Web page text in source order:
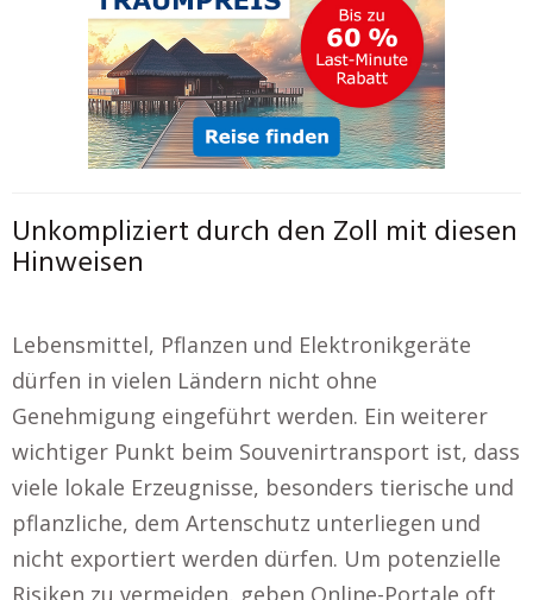
Unkompliziert durch den Zoll mit diesen
Hinweisen
Lebensmittel, Pflanzen und Elektronikgeräte
dürfen in vielen Ländern nicht ohne
Genehmigung eingeführt werden. Ein weiterer
wichtiger Punkt beim Souvenirtransport ist, dass
viele lokale Erzeugnisse, besonders tierische und
pflanzliche, dem Artenschutz unterliegen und
nicht exportiert werden dürfen. Um potenzielle
Risiken zu vermeiden, geben Online-Portale oft